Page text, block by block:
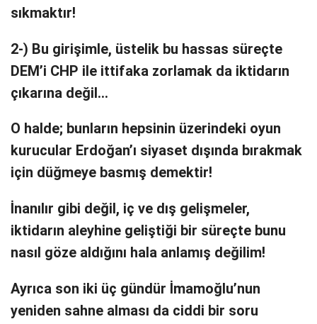
sıkmaktır!
2-) Bu girişimle, üstelik bu hassas süreçte
DEM’i CHP ile ittifaka zorlamak da iktidarın
çıkarına değil…
O halde; bunların hepsinin üzerindeki oyun
kurucular Erdoğan’ı siyaset dışında bırakmak
için düğmeye basmış demektir!
İnanılır gibi değil, iç ve dış gelişmeler,
iktidarın aleyhine geliştiği bir süreçte bunu
nasıl göze aldığını hala anlamış değilim!
Ayrıca son iki üç gündür İmamoğlu’nun
yeniden sahne alması da ciddi bir soru